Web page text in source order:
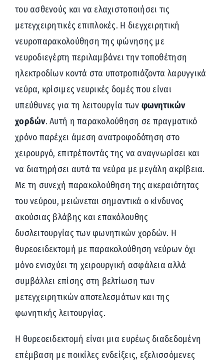
του ασθενούς και να ελαχιστοποιήσει τις
μετεγχειρητικές επιπλοκές. Η διεγχειρητική
νευροπαρακολούθηση της φώνησης με
νευροδιεγέρτη περιλαμβάνει την τοποθέτηση
ηλεκτροδίων κοντά στα υποτροπιάζοντα λαρυγγικά
νεύρα, κρίσιμες νευρικές δομές που είναι
υπεύθυνες για τη λειτουργία των φωνητικών
χορδών. Αυτή η παρακολούθηση σε πραγματικό
χρόνο παρέχει άμεση ανατροφοδότηση στο
χειρουργό, επιτρέποντάς της να αναγνωρίσει και
να διατηρήσει αυτά τα νεύρα με μεγάλη ακρίβεια.
Με τη συνεχή παρακολούθηση της ακεραιότητας
του νεύρου, μειώνεται σημαντικά ο κίνδυνος
ακούσιας βλάβης και επακόλουθης
δυσλειτουργίας των φωνητικών χορδών. Η
θυρεοειδεκτομή με παρακολούθηση νεύρων όχι
μόνο ενισχύει τη χειρουργική ασφάλεια αλλά
συμβάλλει επίσης στη βελτίωση των
μετεγχειρητικών αποτελεσμάτων και της
φωνητικής λειτουργίας.
Η θυρεοειδεκτομή είναι μια ευρέως διαδεδομένη
επέμβαση με ποικίλες ενδείξεις, εξελισσόμενες